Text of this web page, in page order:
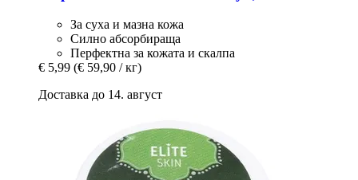
За суха и мазна кожа
Силно абсорбираща
Перфектна за кожата и скалпа
€ 5,99 (€ 59,90 / кг)
Доставка до 14. август